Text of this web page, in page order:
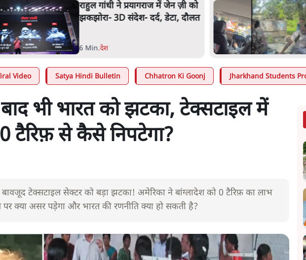
राहुल गांधी ने प्रयागराज में जेन ज़ी को
झकझोरा- 3D संदेश- दर्द, डेटा, दौलत
6 Min.देश
Video Satya Hindi Bulletin Chhatron Ki Goonj Jharkhand Students
भी भारत को झटका, टेक्सटाइल में
टैरिफ़ से कैसे निपटेगा?
बावजूद टेक्सटाइल सेक्टर को बड़ा झटका! अमेरिका ने बांग्लादेश को 0 टैरिफ़ का लाभ
पर क्या असर पड़ेगा और भारत की रणनीति क्या हो सकती है?